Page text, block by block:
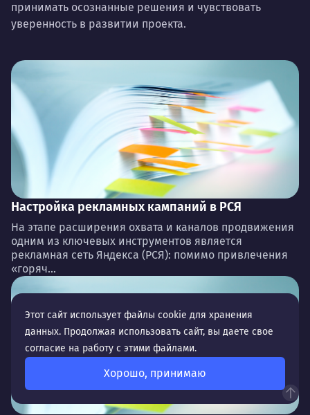
принимать осознанные решения и чувствовать
уверенность в развитии проекта.
Настройка рекламных кампаний в РСЯ
На этапе расширения охвата и каналов продвижения
одним из ключевых инструментов является
рекламная сеть Яндекса (РСЯ): помимо привлечения
«горяч...
Этот сайт использует файлы cookie для хранения
данных. Продолжая использовать сайт, вы даете свое
согласие на работу с этими файлами.
Хорошо, принимаю